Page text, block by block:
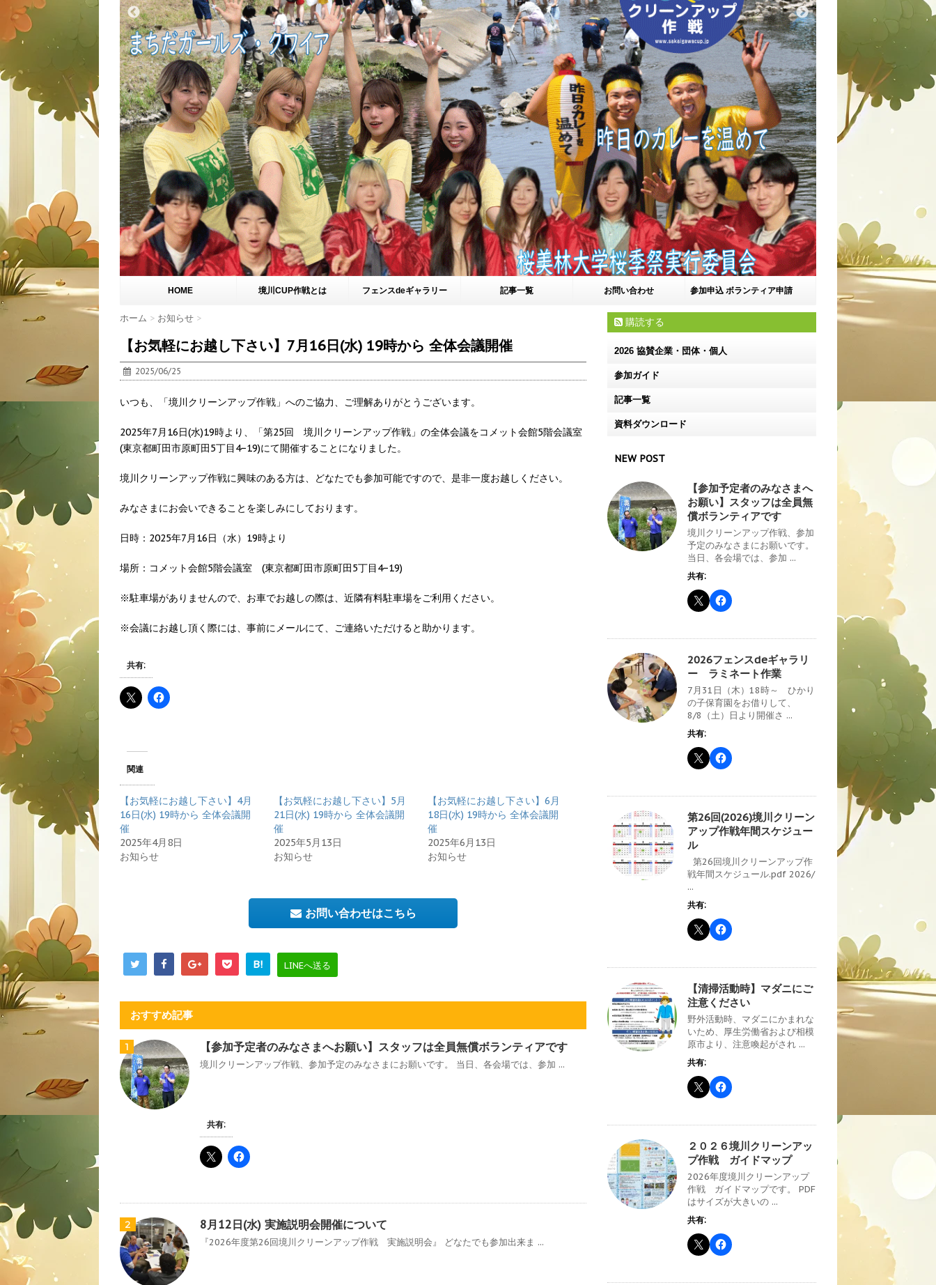
HOME 境川CUP作戦とは フェンスdeギャラリー 記事一覧 お問い合わせ 参加申込 ボランティア申請
ホーム > お知らせ >
【お気軽にお越し下さい】7月16日(水) 19時から 全体会議開催
2025/06/25
いつも、「境川クリーンアップ作戦」へのご協力、ご理解ありがとうございます。
2025年7月16日(水)19時より、「第25回 境川クリーンアップ作戦」の全体会議をコメット会館5階会議室
(東京都町田市原町田5丁目4−19)にて開催することになりました。
境川クリーンアップ作戦に興味のある方は、どなたでも参加可能ですので、是非一度お越しください。
みなさまにお会いできることを楽しみにしております。
日時：2025年7月16日（水）19時より
場所：コメット会館5階会議室 (東京都町田市原町田5丁目4−19)
※駐車場がありませんので、お車でお越しの際は、近隣有料駐車場をご利用ください。
※会議にお越し頂く際には、事前にメールにて、ご連絡いただけると助かります。
共有:
関連
【お気軽にお越し下さい】4月
16日(水) 19時から 全体会議開
催
2025年4月8日
お知らせ
【お気軽にお越し下さい】5月
21日(水) 19時から 全体会議開
催
2025年5月13日
お知らせ
【お気軽にお越し下さい】6月
18日(水) 19時から 全体会議開
催
2025年6月13日
お知らせ
お問い合わせはこちら
B! LINEへ送る
おすすめ記事
1 【参加予定者のみなさまへお願い】スタッフは全員無償ボランティアです
境川クリーンアップ作戦、参加予定のみなさまにお願いです。 当日、各会場では、参加 ...
共有:
2 8月12日(水) 実施説明会開催について
『2026年度第26回境川クリーンアップ作戦 実施説明会』 どなたでも参加出来ま ...
購読する
2026 協賛企業・団体・個人
参加ガイド
記事一覧
資料ダウンロード
NEW POST
【参加予定者のみなさまへ
お願い】スタッフは全員無
償ボランティアです
境川クリーンアップ作戦、参加
予定のみなさまにお願いです。
当日、各会場では、参加 ...
共有:
2026フェンスdeギャラリ
ー ラミネート作業
7月31日（木）18時～ ひかり
の子保育園をお借りして、
8/8（土）日より開催さ ...
共有:
第26回(2026)境川クリーン
アップ作戦年間スケジュー
ル
第26回境川クリーンアップ作
戦年間スケジュール.pdf 2026/
...
共有:
【清掃活動時】マダニにご
注意ください
野外活動時、マダニにかまれな
いため、厚生労働省および相模
原市より、注意喚起がされ ...
共有:
２０２６境川クリーンアッ
プ作戦 ガイドマップ
2026年度境川クリーンアップ
作戦 ガイドマップです。 PDF
はサイズが大きいの ...
共有: